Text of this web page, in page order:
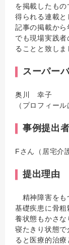
を掲載したも
得られる連載と
記事の掲載か
でも現場実践
ることと致しま
スーパー
奥川 幸子
（プロフィール
事例提出者
Fさん（居宅介
提出理由
精神障害をも
基礎疾患に骨
養状態もかさ
寝たきり状態
ると医療的治